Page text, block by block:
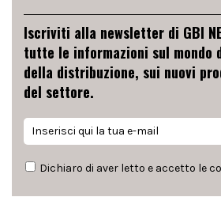
Iscriviti alla newsletter di GBI
tutte le informazioni sul mondo
della distribuzione, sui nuovi
del settore.
Dichiaro di aver letto e accetto le